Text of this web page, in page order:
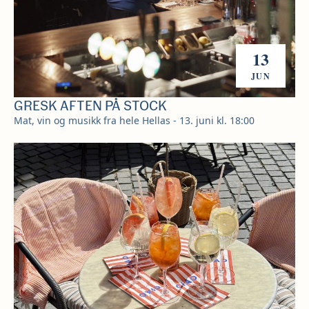
13
JUN
GRESK AFTEN PÅ STOCK
Mat, vin og musikk fra hele Hellas - 13. juni kl. 18:00